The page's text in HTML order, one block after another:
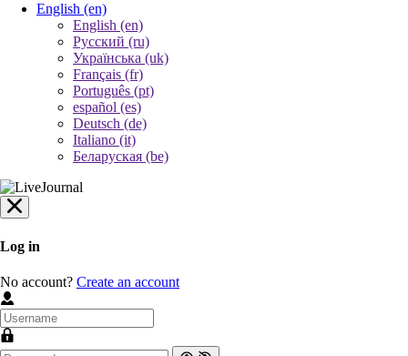
English (en)
English (en)
Русский (ru)
Українська (uk)
Français (fr)
Português (pt)
español (es)
Deutsch (de)
Italiano (it)
Беларуская (be)
Log in
No account? Create an account